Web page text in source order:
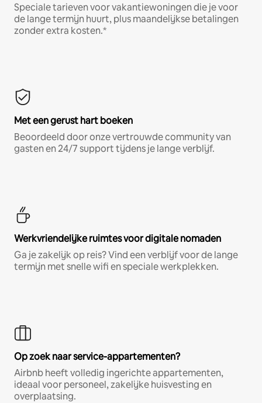
Speciale tarieven voor vakantiewoningen die je voor
de lange termijn huurt, plus maandelijkse betalingen
zonder extra kosten.*
Met een gerust hart boeken
Beoordeeld door onze vertrouwde community van
gasten en 24/7 support tijdens je lange verblijf.
Werkvriendelijke ruimtes voor digitale nomaden
Ga je zakelijk op reis? Vind een verblijf voor de lange
termijn met snelle wifi en speciale werkplekken.
Op zoek naar service-appartementen?
Airbnb heeft volledig ingerichte appartementen,
ideaal voor personeel, zakelijke huisvesting en
overplaatsing.